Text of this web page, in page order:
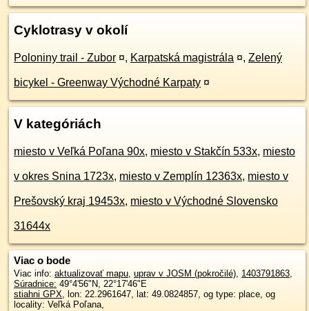
Cyklotrasy v okolí
Poloniny trail - Zubor ¤, Karpatská magistrála ¤, Zelený
bicykel - Greenway Východné Karpaty ¤
V kategóriách
miesto v Veľká Poľana 90x, miesto v Stakčín 533x, miesto
v okres Snina 1723x, miesto v Zemplín 12363x, miesto v
Prešovský kraj 19453x, miesto v Východné Slovensko
31644x
Viac o bode
Viac info: aktualizovať mapu, uprav v JOSM (pokročilé), 1403791863,
Súradnice: 49°4'56"N, 22°17'46"E
stiahni GPX, lon: 22.2961647, lat: 49.0824857, og type: place, og
locality: Veľká Poľana,